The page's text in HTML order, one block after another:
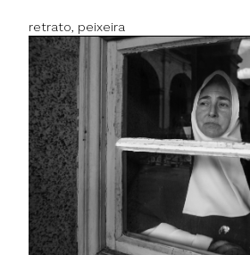
retrato, peixeira